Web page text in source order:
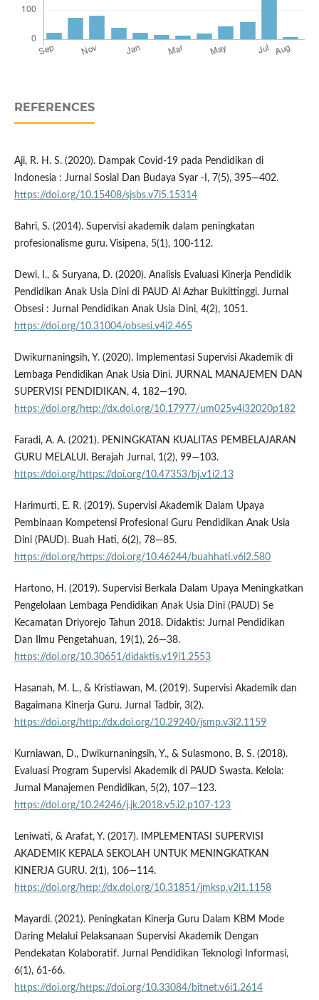
REFERENCES
Aji, R. H. S. (2020). Dampak Covid-19 pada Pendidikan di
Indonesia : Jurnal Sosial Dan Budaya Syar -I, 7(5), 395—402.
https://doi.org/10.15408/sjsbs.v7i5.15314
Bahri, S. (2014). Supervisi akademik dalam peningkatan
profesionalisme guru. Visipena, 5(1), 100-112.
Dewi, I., & Suryana, D. (2020). Analisis Evaluasi Kinerja Pendidik
Pendidikan Anak Usia Dini di PAUD Al Azhar Bukittinggi. Jurnal
Obsesi : Jurnal Pendidikan Anak Usia Dini, 4(2), 1051.
https://doi.org/10.31004/obsesi.v4i2.465
Dwikurnaningsih, Y. (2020). Implementasi Supervisi Akademik di
Lembaga Pendidikan Anak Usia Dini. JURNAL MANAJEMEN DAN
SUPERVISI PENDIDIKAN, 4, 182—190.
https://doi.org/http://dx.doi.org/10.17977/um025v4i32020p182
Faradi, A. A. (2021). PENINGKATAN KUALITAS PEMBELAJARAN
GURU MELALUI. Berajah Jurnal, 1(2), 99—103.
https://doi.org/https://doi.org/10.47353/bj.v1i2.13
Harimurti, E. R. (2019). Supervisi Akademik Dalam Upaya
Pembinaan Kompetensi Profesional Guru Pendidikan Anak Usia
Dini (PAUD). Buah Hati, 6(2), 78—85.
https://doi.org/https://doi.org/10.46244/buahhati.v6i2.580
Hartono, H. (2019). Supervisi Berkala Dalam Upaya Meningkatkan
Pengelolaan Lembaga Pendidikan Anak Usia Dini (PAUD) Se
Kecamatan Driyorejo Tahun 2018. Didaktis: Jurnal Pendidikan
Dan Ilmu Pengetahuan, 19(1), 26—38.
https://doi.org/10.30651/didaktis.v19i1.2553
Hasanah, M. L., & Kristiawan, M. (2019). Supervisi Akademik dan
Bagaimana Kinerja Guru. Jurnal Tadbir, 3(2).
https://doi.org/http://dx.doi.org/10.29240/jsmp.v3i2.1159
Kurniawan, D., Dwikurnaningsih, Y., & Sulasmono, B. S. (2018).
Evaluasi Program Supervisi Akademik di PAUD Swasta. Kelola:
Jurnal Manajemen Pendidikan, 5(2), 107—123.
https://doi.org/10.24246/j.jk.2018.v5.i2.p107-123
Leniwati, & Arafat, Y. (2017). IMPLEMENTASI SUPERVISI
AKADEMIK KEPALA SEKOLAH UNTUK MENINGKATKAN
KINERJA GURU. 2(1), 106—114.
https://doi.org/http://dx.doi.org/10.31851/jmksp.v2i1.1158
Mayardi. (2021). Peningkatan Kinerja Guru Dalam KBM Mode
Daring Melalui Pelaksanaan Supervisi Akademik Dengan
Pendekatan Kolaboratif. Jurnal Pendidikan Teknologi Informasi,
6(1), 61-66.
https://doi.org/https://doi.org/10.33084/bitnet.v6i1.2614